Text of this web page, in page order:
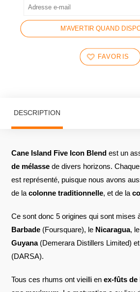
M'AVERTIR QUAND
FAVORIS
DESCRIPTION
Cane Island Five Icon Blendest un
de mélassede divers horizons.
est représenté, puisque nous avons
de la colonne traditionnelle, et de la
Ce sont donc 5 origines qui sont mises
Barbade(Foursquare), le Nicaragua, le
Guyana(Demerara Distillers Limited)
(DARSA).
Tous ces rhums ont vieilli en ex-fûts de